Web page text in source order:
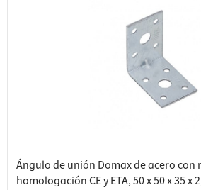
Ángulo de unión Domax de acero con
homologación CE y ETA, 50 x 50 x 35 x